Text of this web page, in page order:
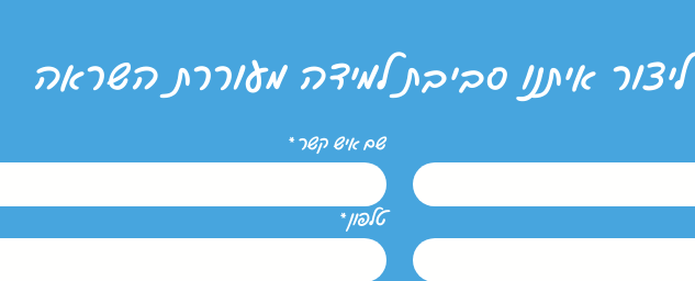
איתנו סביבתלמידה מעוררת השראה
שם איש קשר *
טלפון *